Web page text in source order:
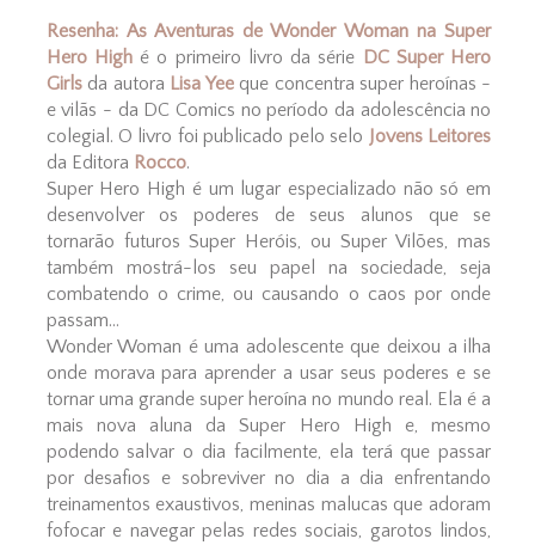
Resenha: As Aventuras de Wonder Woman na Super
Hero Highé o primeiro livro da série DC Super Hero
Girlsda autora Lisa Yeeque concentra super heroínas -
e vilãs - da DC Comics no período da adolescência no
colegial. O livro foi publicado pelo selo Jovens Leitores
da Editora Rocco.
Super Hero High é um lugar especializado não só em
desenvolver os poderes de seus alunos que se
tornarão futuros Super Heróis, ou Super Vilões, mas
também mostrá-los seu papel na sociedade, seja
combatendo o crime, ou causando o caos por onde
passam...
Wonder Woman é uma adolescente que deixou a ilha
onde morava para aprender a usar seus poderes e se
tornar uma grande super heroína no mundo real. Ela é a
mais nova aluna da Super Hero High e, mesmo
podendo salvar o dia facilmente, ela terá que passar
por desafios e sobreviver no dia a dia enfrentando
treinamentos exaustivos, meninas malucas que adoram
fofocar e navegar pelas redes sociais, garotos lindos,